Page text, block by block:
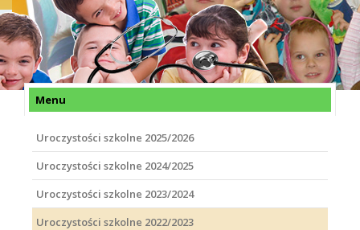
Menu
Uroczystości szkolne 2025/2026
Uroczystości szkolne 2024/2025
Uroczystości szkolne 2023/2024
Uroczystości szkolne 2022/2023